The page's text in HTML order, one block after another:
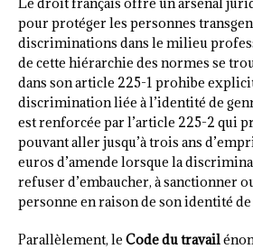
pour protéger les personnes
discriminations dans le milieu
de cette hiérarchie des normes se
dans son article 225-1 prohibe
discrimination liée à l’identité de
est renforcée par l’article 225-2 qui
pouvant aller jusqu’à trois ans
euros d’amende lorsque la
refuser d’embaucher, à sanctionner
personne en raison de son identité de
Parallèlement, le Code du travail